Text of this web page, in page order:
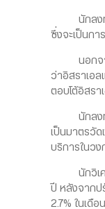
นักลงทุนม
ซึ่งจะเป็นก
นอกจากนี้
ว่าอิสราเอล
ตอบโต้อิสร
นักลงทุนจั
เป็นมาตรวั
บริการในวง
นักวิเครา
ปี หลังจากป
2.7% ในเดื